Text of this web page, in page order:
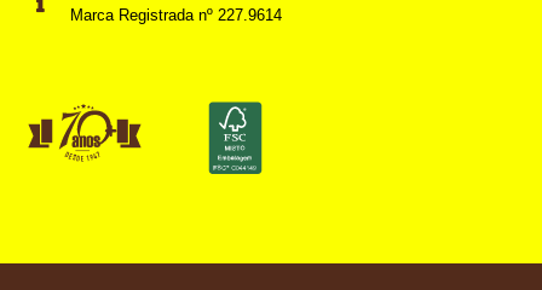
Marca Registrada nº 227.9614